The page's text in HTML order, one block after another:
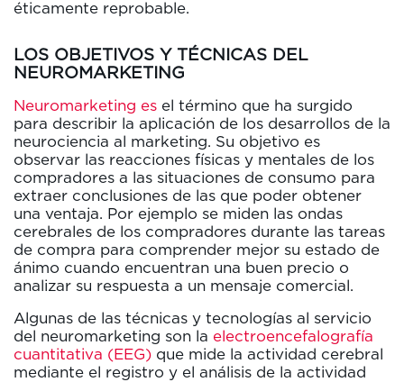
éticamente reprobable.
LOS OBJETIVOS Y TÉCNICAS DEL
NEUROMARKETING
Neuromarketing es el término que ha surgido
para describir la aplicación de los desarrollos de la
neurociencia al marketing. Su objetivo es
observar las reacciones físicas y mentales de los
compradores a las situaciones de consumo para
extraer conclusiones de las que poder obtener
una ventaja. Por ejemplo se miden las ondas
cerebrales de los compradores durante las tareas
de compra para comprender mejor su estado de
ánimo cuando encuentran una buen precio o
analizar su respuesta a un mensaje comercial.
Algunas de las técnicas y tecnologías al servicio
del neuromarketing son la electroencefalografía
cuantitativa (EEG) que mide la actividad cerebral
mediante el registro y el análisis de la actividad